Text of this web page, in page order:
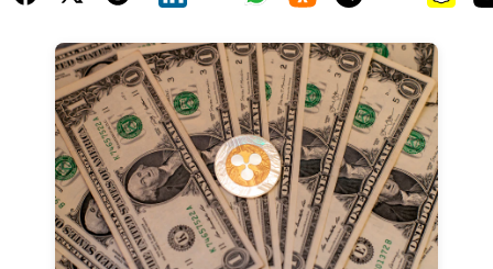
Chia
-5.17%